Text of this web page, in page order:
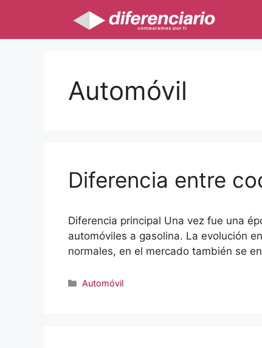
contenido
Automóvil
Diferencia entre
Diferencia principal Una vez fue una
automóviles a gasolina. La evolución
normales, en el mercado también se
Categorías
Automóvil